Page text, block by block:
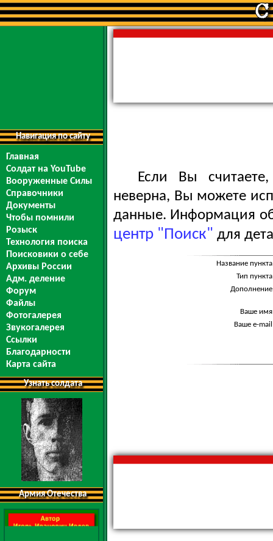
Навигация по сайту
Главная
Солдат на YouTube
Вооруженные Силы
Справочники
Документы
Чтобы помнили
Розыск
Технология поиска
Поисковики о себе
Архивы России
Адм. деление
Форум
Файлы
Фотогалерея
Звукогалерея
Ссылки
Благодарности
Карта сайта
Узнать солдата
Армия Отечества
Если Вы
неверна, Вы можете
данные. Информация
центр "Поиск" для
Название
Тип
Ваше
Ваше e-